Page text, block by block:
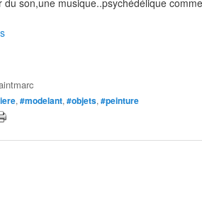
du son,une musique..psychédélique
, #modelant, #objets, #peinture